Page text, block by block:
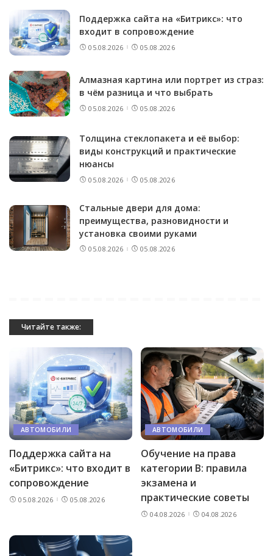
Поддержка сайта на «Битрикс»: что
входит в сопровождение
05.08.2026 05.08.2026
Алмазная картина или портрет из страз:
в чём разница и что выбрать
05.08.2026 05.08.2026
Толщина стеклопакета и её выбор:
виды конструкций и практические
нюансы
05.08.2026 05.08.2026
Стальные двери для дома:
преимущества, разновидности и
установка своими руками
05.08.2026 05.08.2026
Читайте также:
АВТОМОБИЛИ
Поддержка сайта на
«Битрикс»: что входит в
сопровождение
05.08.2026 05.08.2026
АВТОМОБИЛИ
Обучение на права
категории B: правила
экзамена и
практические советы
04.08.2026 04.08.2026